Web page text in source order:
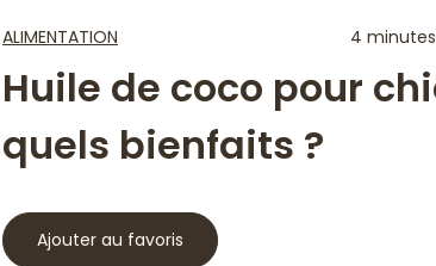
ALIMENTATION 4
Huile de coco pour
quels bienfaits ?
Ajouter au favoris